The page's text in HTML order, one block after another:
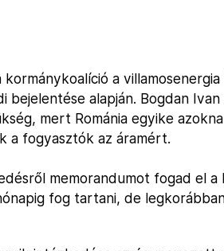
a villamosenergia
bejelentése alapján. Bogdan
mert Románia egyike
a fogyasztók az áramért.
memorandumot fogad el a
fog tartani, de